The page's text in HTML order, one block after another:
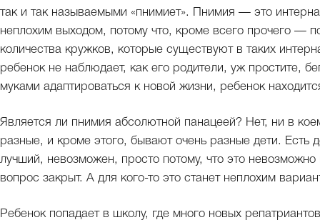
так и так называемыми «пнимиет». Пнимия — это
неплохим выходом, потому что, кроме всего прочего —
количества кружков, которые существуют в таких
ребенок не наблюдает, как его родители, уж простите,
муками адаптироваться к новой жизни, ребенок
Является ли пнимия абсолютной панацеей? Нет, ни в
разные, и кроме этого, бывают очень разные дети. Есть
лучший, невозможен, просто потому, что это
вопрос закрыт. А для кого-то это станет неплохим
Ребенок попадает в школу, где много новых